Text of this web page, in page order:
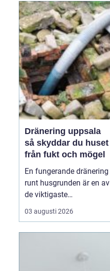
vardagen enklare. I
Kungsbacka finns
många alternativ, men
hur vet du vilken salong
som passar bäst, och
vad ska du tä...
Dränering uppsala
så skyddar du huset
från fukt och mögel
En fungerande dränering
runt husgrunden är en av
de viktigaste
förutsättningarna för ett
friskt hus. I Uppsala,
årstidsväxlingar, utsätts
03 augusti 2026